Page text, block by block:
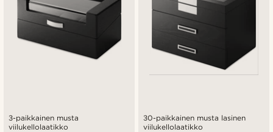
3-paikkainen musta
viilukellolaatikko
30-paikkainen musta lasinen
viilukellolaatikko